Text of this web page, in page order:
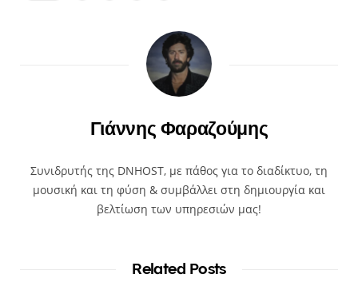
Γιάννης Φαραζούμης
Συνιδρυτής της DNHOST, με πάθος για το διαδίκτυο, τη
μουσική και τη φύση & συμβάλλει στη δημιουργία και
βελτίωση των υπηρεσιών μας!
Related Posts